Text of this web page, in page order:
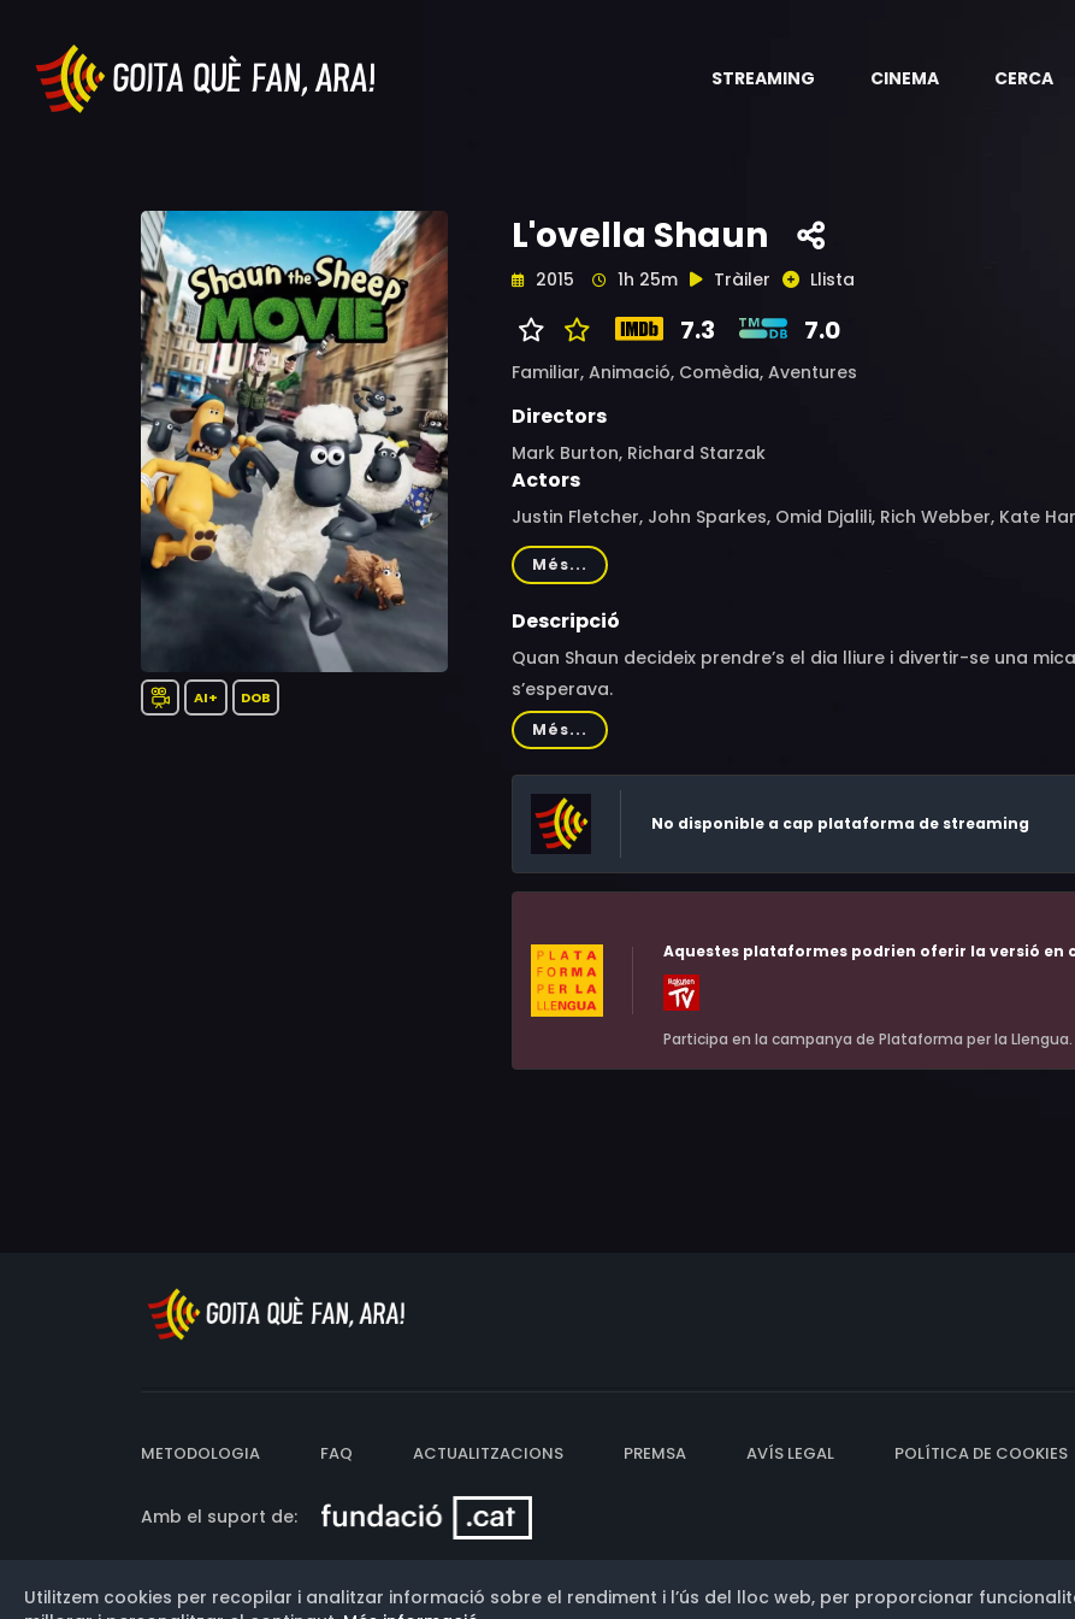
STREAMING CINEMA CERCA
AI+ DOB
L'ovella Shaun
2015 1h 25m Tràiler Llista
7.3 7.0
Familiar, Animació, Comèdia, Aventures
Directors
Mark Burton, Richard Starzak
Actors
Justin Fletcher, John Sparkes, Omid Djalili, Rich Webber, Kate
Nyman, Emma Tate, Jack Paulson, Sean Connolly, Henry Burton,
James, Stanley Unwin, Nick Park
Més...
Descripció
Quan Shaun decideix prendre’s el dia lliure i divertir-se una
s’esperava.
Més...
No disponible a cap plataforma de streaming
Aquestes plataformes podrien oferir la versió en
Participa en la campanya de Plataforma per la Llengua.
METODOLOGIA FAQ ACTUALITZACIONS PREMSA AVÍS LEGAL POLÍTICA DE COOKIES
Amb el suport de:
Versió: 3.13.0.202607011342
Utilitzem cookies per recopilar i analitzar informació sobre el rendiment i l’ús del lloc web, per proporcionar